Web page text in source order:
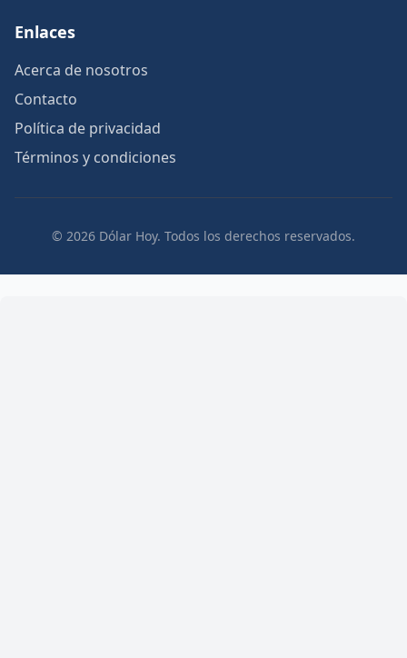
Enlaces
Acerca de nosotros
Contacto
Política de privacidad
Términos y condiciones
© 2026 Dólar Hoy. Todos los derechos reservados.